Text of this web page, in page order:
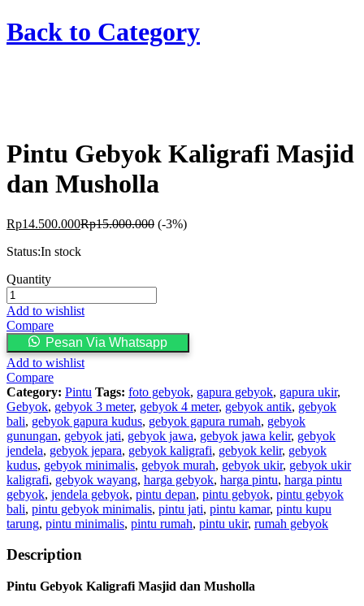
Back to Category
Pintu Gebyok Kaligrafi Masjid
dan Musholla
Rp14.500.000Rp15.000.000 (-3%)
Status:In stock
Pintu
Gebyok
Kaligrafi
Masjid
dan
Musholla
quantity
Quantity
Add to wishlist
Compare
Pesan Via Whatsapp
Add to wishlist
Compare
Category: Pintu Tags: foto gebyok, gapura gebyok, gapura ukir,
Gebyok, gebyok 3 meter, gebyok 4 meter, gebyok antik, gebyok
bali, gebyok gapura kudus, gebyok gapura rumah, gebyok
gunungan, gebyok jati, gebyok jawa, gebyok jawa kelir, gebyok
jendela, gebyok jepara, gebyok kaligrafi, gebyok kelir, gebyok
kudus, gebyok minimalis, gebyok murah, gebyok ukir, gebyok ukir
kaligrafi, gebyok wayang, harga gebyok, harga pintu, harga pintu
gebyok, jendela gebyok, pintu depan, pintu gebyok, pintu gebyok
bali, pintu gebyok minimalis, pintu jati, pintu kamar, pintu kupu
tarung, pintu minimalis, pintu rumah, pintu ukir, rumah gebyok
Description
Pintu Gebyok Kaligrafi Masjid dan Musholla